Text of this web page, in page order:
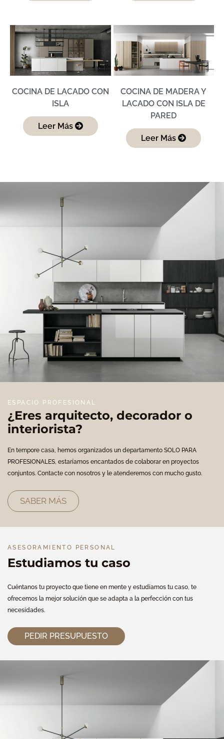
COCINA DE LACADO CON
ISLA
Leer Más
COCINA DE MADERA Y
LACADO CON ISLA DE
PARED
Leer Más
ESPACIO PROFESIONAL
¿Eres arquitecto, decorador o
interiorista?
En tempore casa, hemos organizados un departamento SOLO PARA
PROFESIONALES, estaríamos encantados de colaborar en proyectos
conjuntos. Contacte con nosotros y le atenderemos con mucho gusto.
SABER MÁS
ASESORAMIENTO PERSONAL
Estudiamos tu caso
Cuéntanos tu proyecto que tiene en mente y estudiamos tu caso, te
ofrecemos la mejor solución que se adapta a la perfección con tus
necesidades.
PEDIR PRESUPUESTO